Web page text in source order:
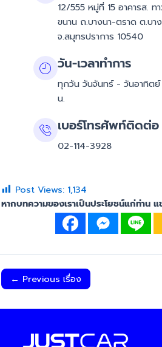
12/555 หมู่ที่ 15 อาคารส. ท
ขนาน ถ.บางนา-ตราด ต.บา
จ.สมุทรปราการ 10540
วัน-เวลาทำการ
ทุกวัน วันจันทร์ - วันอาทิตย์
น.
เบอร์โทรศัพท์ติดต่อ
02-114-3928
Post Views: 1,134
หากบทความของเราเป็นประโยชน์แก่ท่าน
← Previous เรื่อง